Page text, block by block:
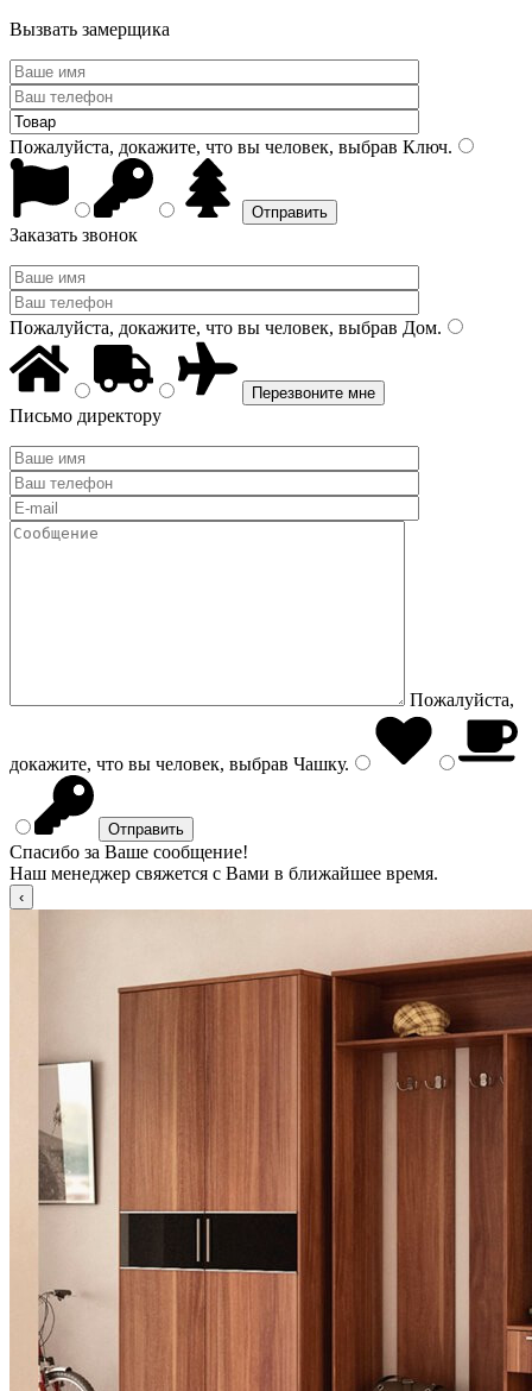
Вызвать замерщика
Пожалуйста, докажите, что вы человек, выбрав Ключ.
Заказать звонок
Пожалуйста, докажите, что вы человек, выбрав Дом.
Письмо директору
Пожалуйста,
докажите, что вы человек, выбрав Чашку.
Спасибо за Ваше сообщение!
Наш менеджер свяжется с Вами в ближайшее время.